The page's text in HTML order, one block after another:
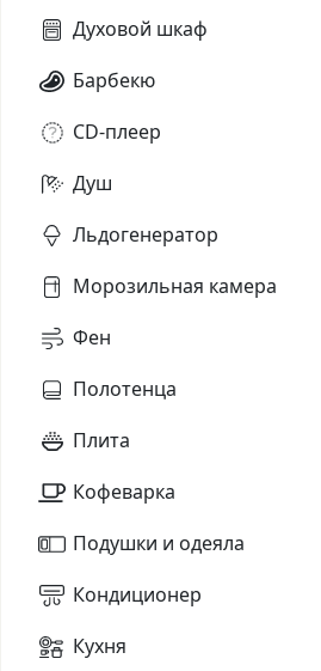
Духовой шкаф
Барбекю
CD-плеер
Душ
Льдогенератор
Морозильная камера
Фен
Полотенца
Плита
Кофеварка
Подушки и одеяла
Кондиционер
Кухня